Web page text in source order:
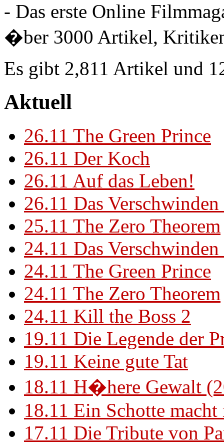
- Das erste Online
�ber 3000 Artikel,
Es gibt 2,811 Artikel und
Aktuell
26.11 The Green Prince
26.11 Der Koch
26.11 Auf das Leben!
26.11 Das
25.11 The Zero Theorem
24.11 Das
24.11 The Green Prince
24.11 The Zero Theorem
24.11 Kill the Boss 2
19.11 Die Legende der
19.11 Keine gute Tat
18.11 H�here Gewalt
18.11 Ein Schotte
17.11 Die Tribute von